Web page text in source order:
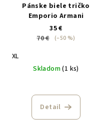
Pánske biele tričko
Emporio Armani
35 €
70 €
(–50 %)
XL
Skladom(1 ks)
Detail